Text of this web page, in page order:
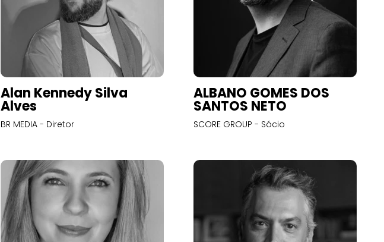
Alan Kennedy Silva
Alves
BR MEDIA - Diretor
ALBANO GOMES DOS
SANTOS NETO
SCORE GROUP - Sócio